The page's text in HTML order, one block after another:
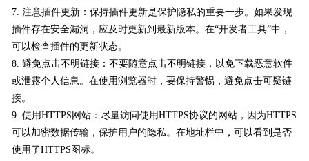
7. 注意插件更新：保持插件更新是保护隐私的重要一步。如果发现
插件存在安全漏洞，应及时更新到最新版本。在“开发者工具”中，
可以检查插件的更新状态。
8. 避免点击不明链接：不要随意点击不明链接，以免下载恶意软件
或泄露个人信息。在使用浏览器时，要保持警惕，避免点击可疑链
接。
9. 使用HTTPS网站：尽量访问使用HTTPS协议的网站，因为HTTPS
可以加密数据传输，保护用户的隐私。在地址栏中，可以看到是否
使用了HTTPS图标。